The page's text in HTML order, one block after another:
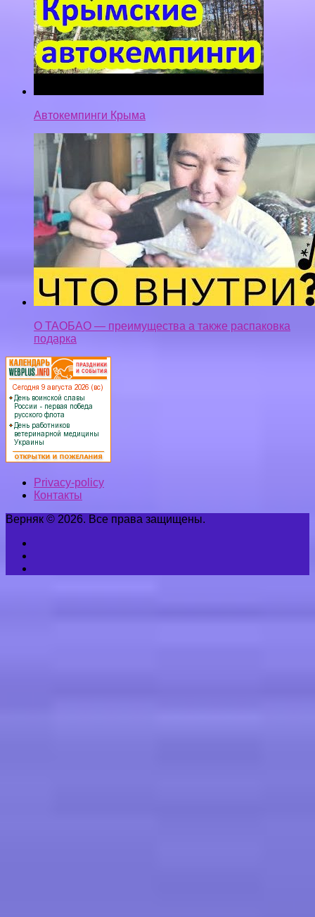
Автокемпинги Крыма
О ТАОБАО — преимущества а также распаковка
подарка
Privacy-policy
Контакты
Верняк © 2026. Все права защищены.